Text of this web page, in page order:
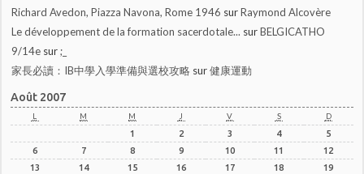
Richard Avedon, Piazza Navona, Rome 1946 surRaymond Alcovère
Le développement de la formation sacerdotale... surBELGICATHO
9/14e sur;_
家長必讀：IB中學入學準備與選校攻略 sur健康運動
Août 2007
L M M J V S D
1 2 3 4
5
6
7 8 9 10 11
12
13
14 15 16 17 18
19